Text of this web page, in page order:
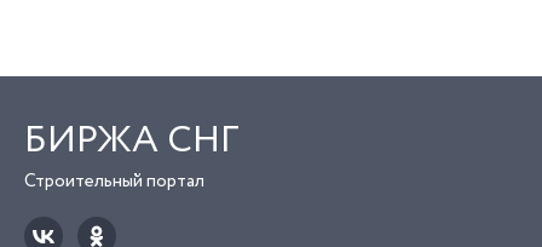
БИРЖА СНГ
Строительный портал